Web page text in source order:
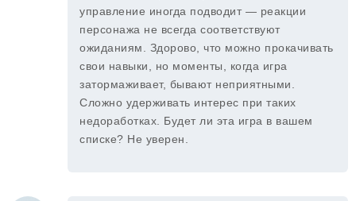
управление иногда подводит — реакции
персонажа не всегда соответствуют
ожиданиям. Здорово, что можно прокачивать
свои навыки, но моменты, когда игра
затормаживает, бывают неприятными.
Сложно удерживать интерес при таких
недоработках. Будет ли эта игра в вашем
списке? Не уверен.